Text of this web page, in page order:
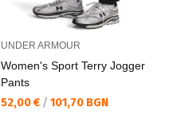
UNDER ARMOUR
Women's Sport Terry Jogger
Pants
Текуща цена:
52,00 € / 101,70 BGN